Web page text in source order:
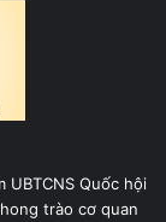
UBTCNS Quốc hội
trào cơ quan